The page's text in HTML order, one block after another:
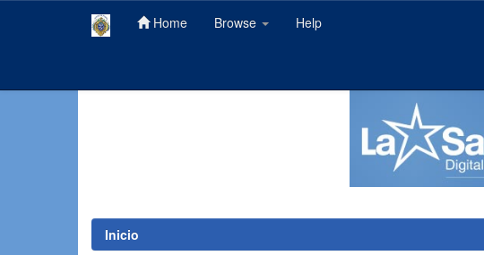
navigation
Home Browse Help
Inicio